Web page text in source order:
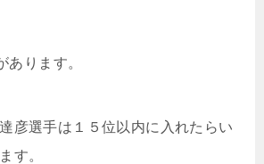
あります。
彦選手は１５位以内に入れたらい
す。